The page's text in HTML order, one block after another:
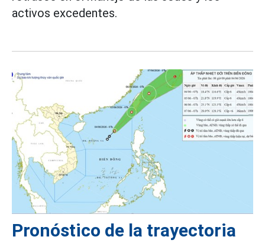
activos excedentes.
Pronóstico de la trayectoria